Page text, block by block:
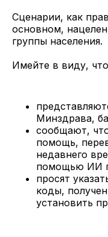
Сценарии, как
основном,
группы населения.
Имейте в виду,
Минздрава,
сообщают,
помощь,
недавнего
помощью ИИ
просят
коды,
установить